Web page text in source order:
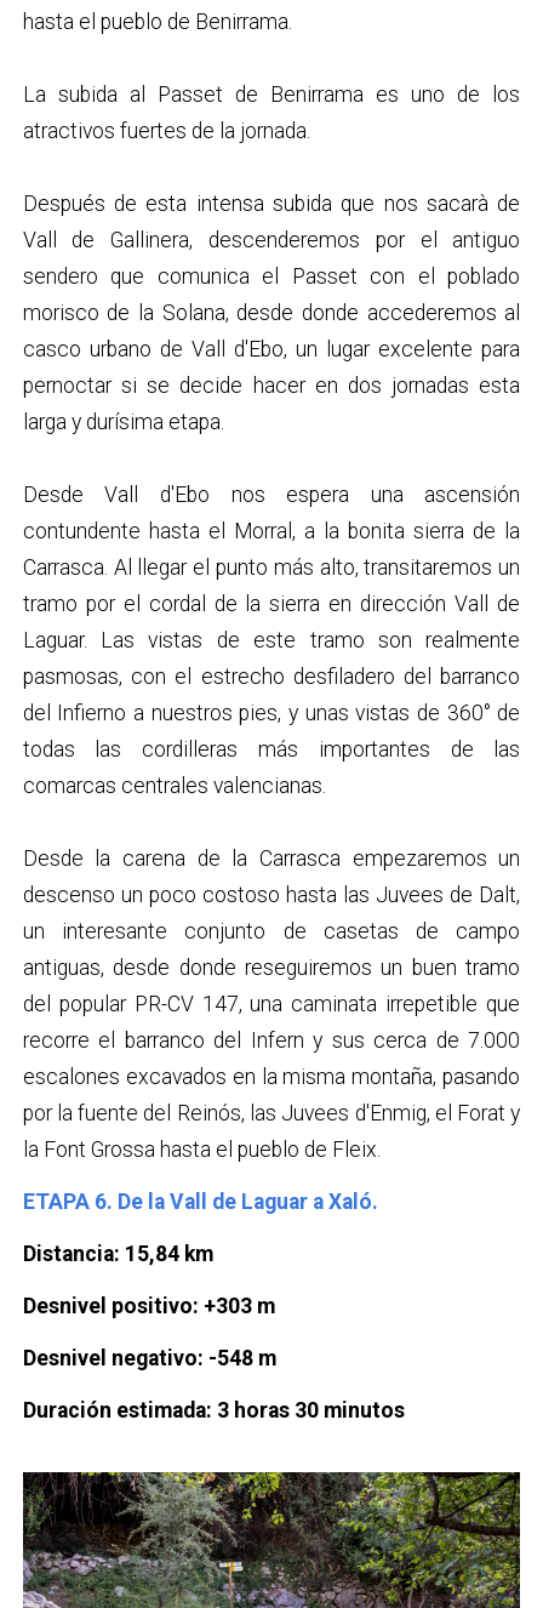
hasta el pueblo de Benirrama.
La subida al Passet de Benirrama es uno de los
atractivos fuertes de la jornada.
Después de esta intensa subida que nos sacarà de
Vall de Gallinera, descenderemos por el antiguo
sendero que comunica el Passet con el poblado
morisco de la Solana, desde donde accederemos al
casco urbano de Vall d'Ebo, un lugar excelente para
pernoctar si se decide hacer en dos jornadas esta
larga y durísima etapa.
Desde Vall d'Ebo nos espera una ascensión
contundente hasta el Morral, a la bonita sierra de la
Carrasca. Al llegar el punto más alto, transitaremos un
tramo por el cordal de la sierra en dirección Vall de
Laguar. Las vistas de este tramo son realmente
pasmosas, con el estrecho desfiladero del barranco
del Infierno a nuestros pies, y unas vistas de 360° de
todas las cordilleras más importantes de las
comarcas centrales valencianas.
Desde la carena de la Carrasca empezaremos un
descenso un poco costoso hasta las Juvees de Dalt,
un interesante conjunto de casetas de campo
antiguas, desde donde reseguiremos un buen tramo
del popular PR-CV 147, una caminata irrepetible que
recorre el barranco del Infern y sus cerca de 7.000
escalones excavados en la misma montaña, pasando
por la fuente del Reinós, las Juvees d'Enmig, el Forat y
la Font Grossa hasta el pueblo de Fleix.
ETAPA 6. De la Vall de Laguar a Xaló.
Distancia: 15,84 km
Desnivel positivo: +303 m
Desnivel negativo: -548 m
Duración estimada: 3 horas 30 minutos